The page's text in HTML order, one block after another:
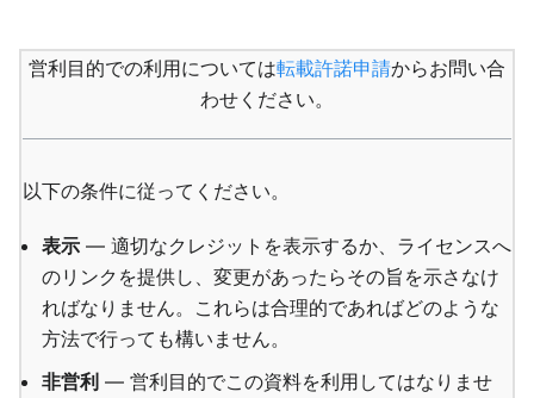
営利目的での利用については転載許諾申請からお問い合
わせください。
以下の条件に従ってください。
表示 — 適切なクレジットを表示するか、ライセンスへ
のリンクを提供し、変更があったらその旨を示さなけ
ればなりません。これらは合理的であればどのような
方法で行っても構いません。
非営利 — 営利目的でこの資料を利用してはなりませ